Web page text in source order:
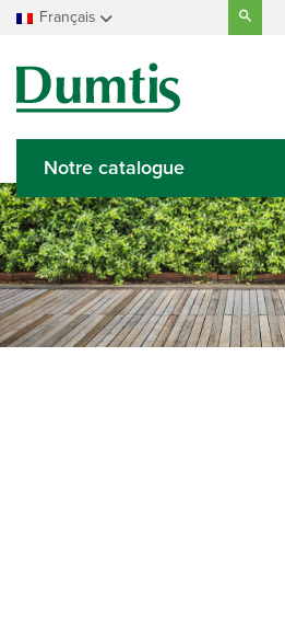
Français
Nederlands
Español
Search
for:
Paiement100% sécurisé
Notre catalogue